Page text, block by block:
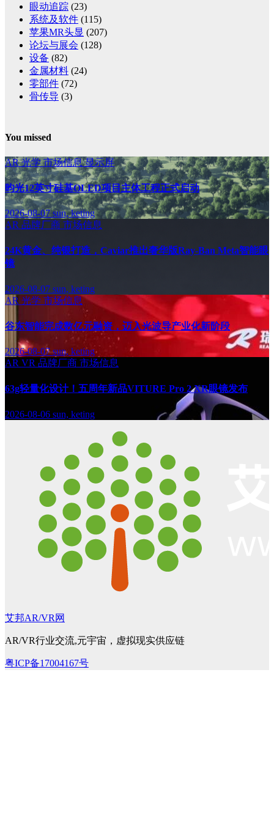
眼动追踪 (23)
系统及软件 (115)
苹果MR头显 (207)
论坛与展会 (128)
设备 (82)
金属材料 (24)
零部件 (72)
骨传导 (3)
You missed
AR光学市场信息显示屏
昀光12英寸硅基OLED项目主体工程正式启动
2026-08-07sun, keting
AR 品牌厂商 市场信息
24K黄金、纯银打造，Caviar推出奢华版Ray-Ban Meta智能眼
镜
2026-08-07 sun, keting
AR 光学 市场信息
谷东智能完成数亿元融资，迈入光波导产业化新阶段
2026-08-07sun, keting
AR VR 品牌厂商 市场信息
63g轻量化设计！五周年新品VITURE Pro 2 XR眼镜发布
2026-08-06 sun, keting
艾邦AR/VR网
AR/VR行业交流,元宇宙，虚拟现实供应链
粤ICP备17004167号